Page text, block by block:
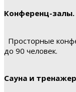
Конференц-залы.
Просторные
до 90 человек.
Сауна и